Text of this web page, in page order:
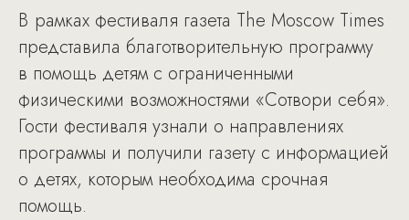
В рамках фестиваля газета The Moscow Times
представила благотворительную программу
в помощь детям с ограниченными
физическими возможностями «Сотвори себя».
Гости фестиваля узнали о направлениях
программы и получили газету с информацией
о детях, которым необходима срочная
помощь.